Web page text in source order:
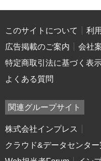
このサイトについて 利
広告掲載のご案内
会社
特定商取引法に基づく表
よくある質問
関連グループサイト
株式会社インプレス
クラウド&データセンタ